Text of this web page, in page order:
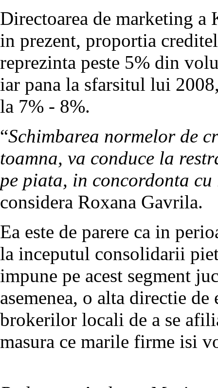
Directoarea de marketing a
in prezent, proportia
reprezinta peste 5% din
iar pana la sfarsitul lui
la 7% - 8%.
“Schimbarea normelor de
toamna, va conduce la
pe piata, in concordonta
considera Roxana Gavrila.
Ea este de parere ca in
la inceputul consolidarii
impune pe acest segment
asemenea, o alta directie
brokerilor locali de a se
masura ce marile firme isi